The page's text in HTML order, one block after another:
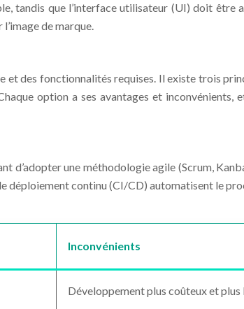
tandis que l’interface utilisateur (UI) doit être
de marque.
et des fonctionnalités requises. Il existe trois
option a ses avantages et
d’adopter une méthodologie agile (Scrum,
déploiement continu (CI/CD) automatisent le
Inconvénients
Développement plus coûteux et plus